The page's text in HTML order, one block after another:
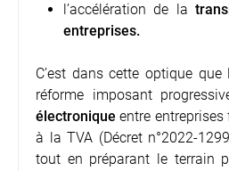
l’accélération de la
entreprises.
C’est dans cette optique
réforme imposant
électronique entre
à la TVA (Décret n°2022-
tout en préparant le terrain